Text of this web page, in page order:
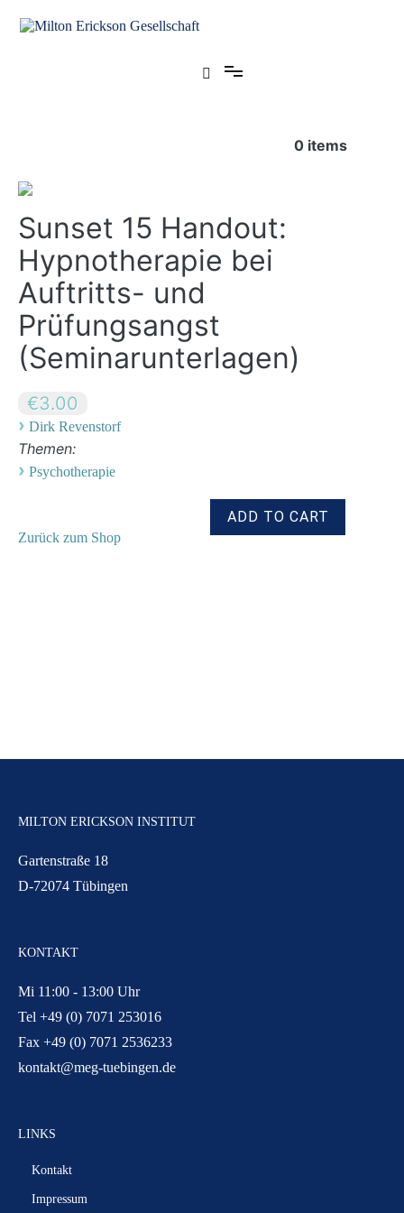
Inhalt
0 items
Sunset 15 Handout:
Hypnotherapie bei
Auftritts- und
Prüfungsangst
(Seminarunterlagen)
€3.00
› Dirk Revenstorf
Themen:
› Psychotherapie
Zurück zum Shop
MILTON ERICKSON INSTITUT
Gartenstraße 18
D-72074 Tübingen
KONTAKT
Mi 11:00 - 13:00 Uhr
Tel +49 (0) 7071 253016
Fax +49 (0) 7071 2536233
kontakt@meg-tuebingen.de
LINKS
Kontakt
Impressum